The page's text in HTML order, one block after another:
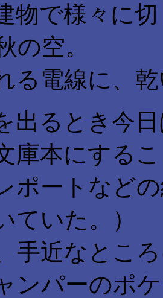
物で様々に
の空。
る電線に、
出るとき今
庫本にする
ポートなど
ていた。）
手近なとこ
ンパーのポ